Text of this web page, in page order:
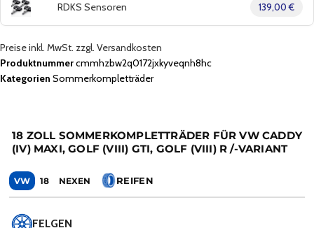
RDKS Sensoren 139,00 €
Preise inkl. MwSt. zzgl. Versandkosten
Produktnummercmmhzbw2q0172jxkyveqnh8hc
Kategorien Sommerkompletträder
18 ZOLL SOMMERKOMPLETTRÄDER FÜR VW CADDY
(IV) MAXI, GOLF (VIII) GTI, GOLF (VIII) R /-VARIANT
VW 18 NEXEN REIFEN
FELGEN